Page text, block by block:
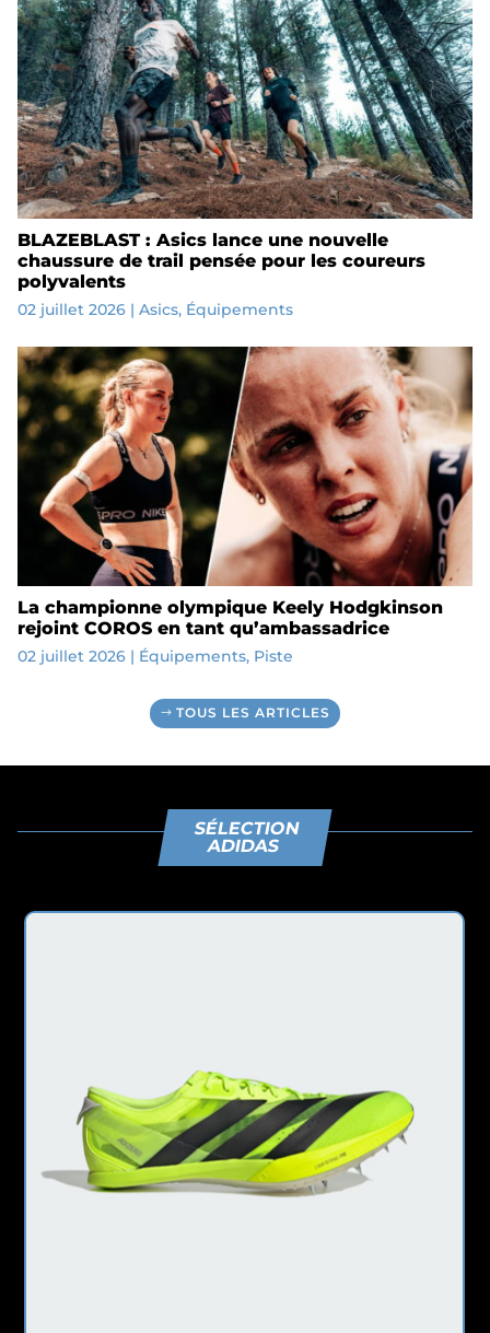
BLAZEBLAST : Asics lance une nouvelle
chaussure de trail pensée pour les coureurs
polyvalents
02 juillet 2026| Asics, Équipements
La championne olympique Keely Hodgkinson
rejoint COROS en tant qu’ambassadrice
02 juillet 2026| Équipements, Piste
TOUS LES ARTICLES
SÉLECTION
ADIDAS